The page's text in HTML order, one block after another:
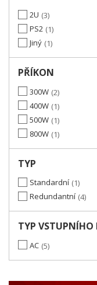
2U 3
PS2 1
Jiný 1
PŘÍKON
300W 2
400W 1
500W 1
800W 1
TYP
Standardní 1
Redundantní 4
TYP VSTUPNÍHO
AC 5